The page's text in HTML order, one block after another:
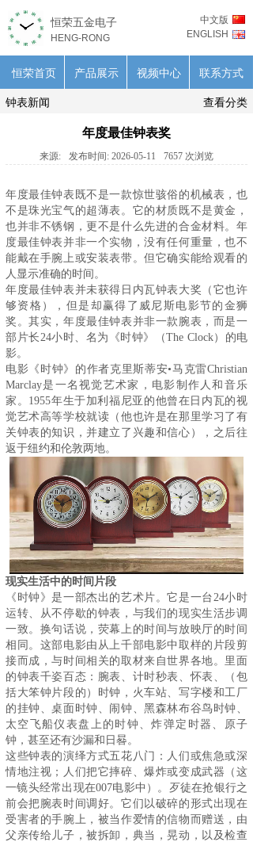
中文版
ENGLISH
恒荣五金电子
HENG-RONG
恒荣首页 产品展示 视频中心 联系方式
查看分类
钟表新闻
年度最佳钟表奖
来源: 发布时间: 2026-05-11 7657 次浏览
年度最佳钟表 既不是一款惊世骇俗的机械表，也
不是珠光宝气的超薄表。它的材质既不是黄金，
也并非不锈钢，更不是什么先进的合金材料。年
度最佳钟表并非一个实物，没有任何重量，也不
能戴在手腕上或安装表带。但它确实能给观看的
人显示准确的时间。
年度最佳钟表并未获得日内瓦钟表大奖（它也许
够资格），但是却赢得了威尼斯电影节的金狮
奖。其实，年度最佳钟表并非一款腕表，而是一
部片长24小时、名为《时钟》（The Clock）的电
影。
电影《时钟》的作者克里斯蒂安•马克雷Christian
Marclay是一名视觉艺术家，电影制作人和音乐
家。1955年生于加利福尼亚的他曾在日内瓦的视
觉艺术高等学校就读（他也许是在那里学习了有
关钟表的知识，并建立了兴趣和信心），之后往
返于纽约和伦敦两地。
现实生活中的时间片段
《时钟》是一部杰出的艺术片。它是一台24小时
运转、从不停歇的钟表，与我们的现实生活步调
一致。换句话说，荧幕上的时间与放映厅的时间
相同。这部电影由从上千部电影中取样的片段剪
接而成，与时间相关的取材来自世界各地。里面
的钟表千姿百态：腕表、计时秒表、怀表、（包
括大笨钟片段的）时钟，火车站、写字楼和工厂
的挂钟、桌面时钟、闹钟、黑森林布谷鸟时钟、
太空飞船仪表盘上的时钟、炸弹定时器、原子
钟，甚至还有沙漏和日晷。
这些钟表的演绎方式五花八门：人们或焦急或深
情地注视；人们把它摔碎、爆炸或变成武器（这
一镜头经常出现在007电影中）。歹徒在抢银行之
前会把腕表时间调好。它们以破碎的形式出现在
受害者的手腕上，被当作爱情的信物而赠送，由
父亲传给儿子，被拆卸，典当，晃动，以及检查